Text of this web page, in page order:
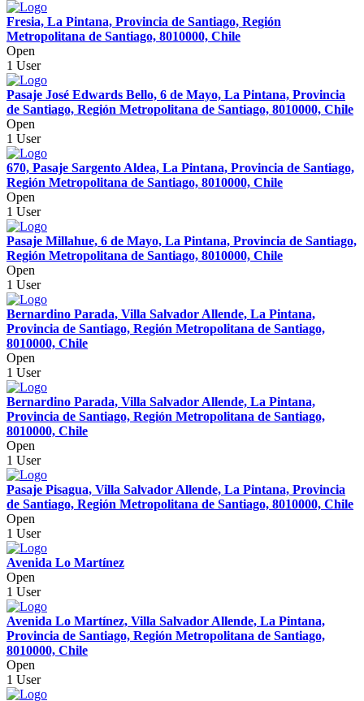
Fresia, La Pintana, Provincia de Santiago, Región
Metropolitana de Santiago, 8010000, Chile
Open
1 User
Pasaje José Edwards Bello, 6 de Mayo, La Pintana, Provincia
de Santiago, Región Metropolitana de Santiago, 8010000, Chile
Open
1 User
670, Pasaje Sargento Aldea, La Pintana, Provincia de Santiago,
Región Metropolitana de Santiago, 8010000, Chile
Open
1 User
Pasaje Millahue, 6 de Mayo, La Pintana, Provincia de Santiago,
Región Metropolitana de Santiago, 8010000, Chile
Open
1 User
Bernardino Parada, Villa Salvador Allende, La Pintana,
Provincia de Santiago, Región Metropolitana de Santiago,
8010000, Chile
Open
1 User
Bernardino Parada, Villa Salvador Allende, La Pintana,
Provincia de Santiago, Región Metropolitana de Santiago,
8010000, Chile
Open
1 User
Pasaje Pisagua, Villa Salvador Allende, La Pintana, Provincia
de Santiago, Región Metropolitana de Santiago, 8010000, Chile
Open
1 User
Avenida Lo Martínez
Open
1 User
Avenida Lo Martínez, Villa Salvador Allende, La Pintana,
Provincia de Santiago, Región Metropolitana de Santiago,
8010000, Chile
Open
1 User